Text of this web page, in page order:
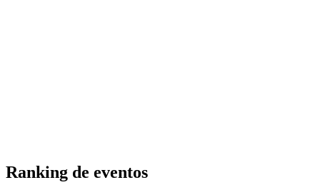
Ranking de eventos